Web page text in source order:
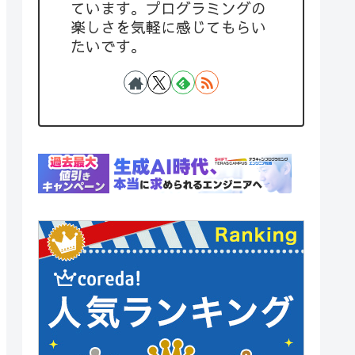
ています。プログラミングの
楽しさを気軽に感じてもらい
たいです。